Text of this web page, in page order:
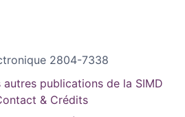
2804-7338
autres publications de la SIMD
& Crédits